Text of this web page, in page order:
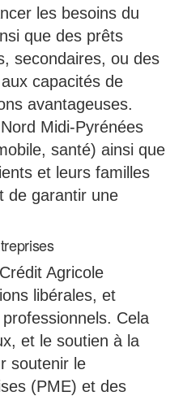
les besoins du
que des prêts
secondaires, ou des
capacités de
avantageuses.
Midi-Pyrénées
santé) ainsi que
et leurs familles
de garantir une
Agricole
libérales, et
Cela
et le soutien à la
soutenir le
(PME) et des